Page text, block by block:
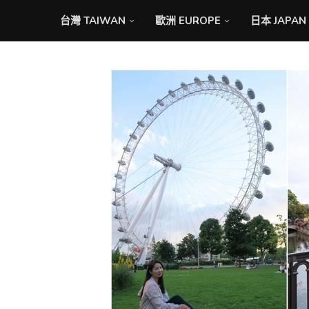
台灣 TAIWAN 歐洲 EUROPE 日本 JAPAN